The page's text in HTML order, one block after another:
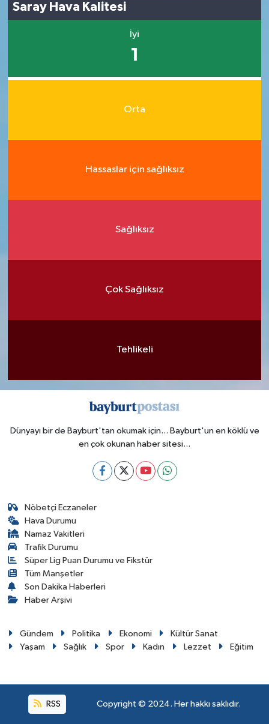
Saray Hava Kalitesi
İyi
1
Orta
Hassaslar için sağlıksız
Sağlıksız
Çok Sağlıksız
Tehlikeli
Dünyayı bir de Bayburt'tan okumak için... Bayburt'un en köklü ve
en çok okunan haber sitesi...
Nöbetçi Eczaneler
Hava Durumu
Namaz Vakitleri
Trafik Durumu
Süper Lig Puan Durumu ve Fikstür
Tüm Manşetler
Son Dakika Haberleri
Haber Arşivi
Gündem Politika Ekonomi
Kültür Sanat
Yaşam
Sağlık Spor Kadın Lezzet Eğitim
RSS Copyright © 2024. Her hakkı saklıdır.